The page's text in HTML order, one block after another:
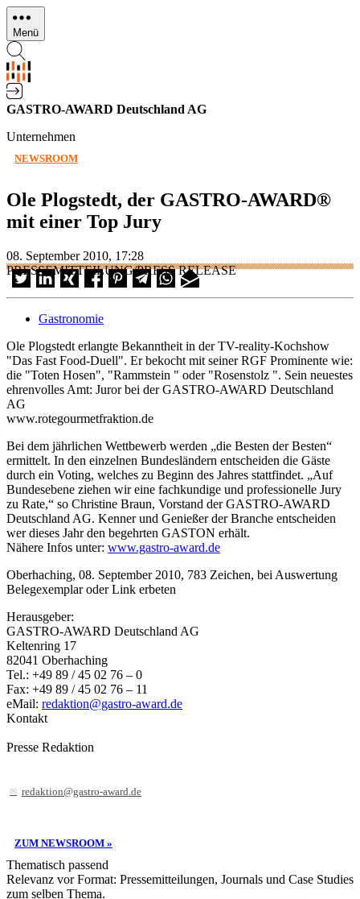
Direkt
zum
Inhalt
Menü
GASTRO-AWARD Deutschland AG
Unternehmen
NEWSROOM
Ole Plogstedt, der GASTRO-AWARD®
mit einer Top Jury
08. September 2010, 17:28
PRESSEMITTEILUNG/PRESS RELEASE
Gastronomie
Ole Plogstedt erlangte Bekanntheit in der TV-reality-Kochshow
"Das Fast Food-Duell". Er bekocht mit seiner RGF Prominente wie:
die "Toten Hosen", "Rammstein " oder "Rosenstolz ". Sein neuestes
ehrenvolles Amt: Juror bei der GASTRO-AWARD Deutschland
AG
www.rotegourmetfraktion.de
Bei dem jährlichen Wettbewerb werden „die Besten der Besten“
ermittelt. In den einzelnen Bundesländern entscheiden die Gäste
durch ein Voting, welches zu Beginn des Jahres stattfindet. „Auf
Bundesebene ziehen wir eine fachkundige und professionelle Jury
zu Rate,“ so Christine Braun, Vorstand der GASTRO-AWARD
Deutschland AG. Kenner und Genießer der Branche entscheiden
wer dieses Jahr den begehrten GASTON erhält.
Nähere Infos unter: www.gastro-award.de
Oberhaching, 08. September 2010, 783 Zeichen, bei Auswertung
Belegexemplar oder Link erbeten
Herausgeber:
GASTRO-AWARD Deutschland AG
Keltenring 17
82041 Oberhaching
Tel.: +49 89 / 45 02 76 – 0
Fax: +49 89 / 45 02 76 – 11
eMail: redaktion@gastro-award.de
Kontakt
Presse Redaktion
redaktion@gastro-award.de
ZUM NEWSROOM »
Thematisch passend
Relevanz vor Format: Pressemitteilungen, Journals und Case Studies
zum selben Thema.